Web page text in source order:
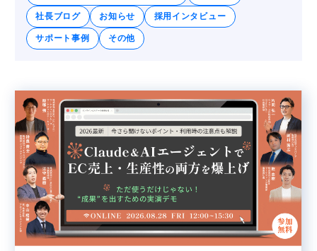
社長ブログ お知らせ 採用インタビュー
サポート事例 その他